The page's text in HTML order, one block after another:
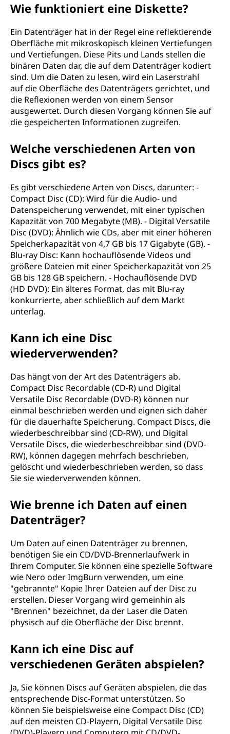
Wie funktioniert eine Diskette?
Ein Datenträger hat in der Regel eine reflektierende
Oberfläche mit mikroskopisch kleinen Vertiefungen
und Vertiefungen. Diese Pits und Lands stellen die
binären Daten dar, die auf dem Datenträger kodiert
sind. Um die Daten zu lesen, wird ein Laserstrahl
auf die Oberfläche des Datenträgers gerichtet, und
die Reflexionen werden von einem Sensor
ausgewertet. Durch diesen Vorgang können Sie auf
die gespeicherten Informationen zugreifen.
Welche verschiedenen Arten von
Discs gibt es?
Es gibt verschiedene Arten von Discs, darunter: -
Compact Disc (CD): Wird für die Audio- und
Datenspeicherung verwendet, mit einer typischen
Kapazität von 700 Megabyte (MB). - Digital Versatile
Disc (DVD): Ähnlich wie CDs, aber mit einer höheren
Speicherkapazität von 4,7 GB bis 17 Gigabyte (GB). -
Blu-ray Disc: Kann hochauflösende Videos und
größere Dateien mit einer Speicherkapazität von 25
GB bis 128 GB speichern. - Hochauflösende DVD
(HD DVD): Ein älteres Format, das mit Blu-ray
konkurrierte, aber schließlich auf dem Markt
unterlag.
Kann ich eine Disc
wiederverwenden?
Das hängt von der Art des Datenträgers ab.
Compact Disc Recordable (CD-R) und Digital
Versatile Disc Recordable (DVD-R) können nur
einmal beschrieben werden und eignen sich daher
für die dauerhafte Speicherung. Compact Discs, die
wiederbeschreibbar sind (CD-RW), und Digital
Versatile Discs, die wiederbeschreibbar sind (DVD-
RW), können dagegen mehrfach beschrieben,
gelöscht und wiederbeschrieben werden, so dass
Sie sie wiederverwenden können.
Wie brenne ich Daten auf einen
Datenträger?
Um Daten auf einen Datenträger zu brennen,
benötigen Sie ein CD/DVD-Brennerlaufwerk in
Ihrem Computer. Sie können eine spezielle Software
wie Nero oder ImgBurn verwenden, um eine
"gebrannte" Kopie Ihrer Dateien auf der Disc zu
erstellen. Dieser Vorgang wird gemeinhin als
"Brennen" bezeichnet, da der Laser die Daten
physisch auf die Oberfläche der Disc brennt.
Kann ich eine Disc auf
verschiedenen Geräten abspielen?
Ja, Sie können Discs auf Geräten abspielen, die das
entsprechende Disc-Format unterstützen. So
können Sie beispielsweise eine Compact Disc (CD)
auf den meisten CD-Playern, Digital Versatile Disc